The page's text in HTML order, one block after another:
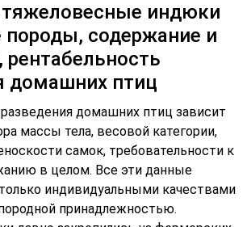
тяжеловесные индюки
породы, содержание и
рентабельность
домашних птиц
домашних птиц зависит
массы тела, весовой категории,
самок, требовательности к
в целом. Все эти данные
индивидуальными качествами
принадлежностью.